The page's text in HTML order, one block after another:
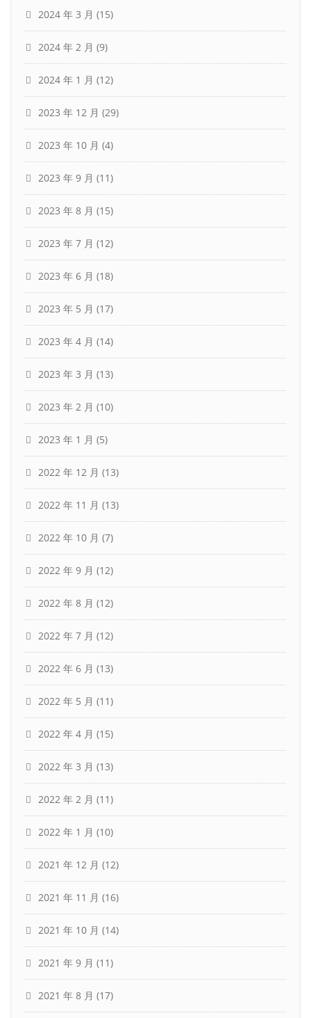
2024 年 3 月 (15)
2024 年 2 月 (9)
2024 年 1 月 (12)
2023 年 12 月 (29)
2023 年 10 月 (4)
2023 年 9 月 (11)
2023 年 8 月 (15)
2023 年 7 月 (12)
2023 年 6 月 (18)
2023 年 5 月 (17)
2023 年 4 月 (14)
2023 年 3 月 (13)
2023 年 2 月 (10)
2023 年 1 月 (5)
2022 年 12 月 (13)
2022 年 11 月 (13)
2022 年 10 月 (7)
2022 年 9 月 (12)
2022 年 8 月 (12)
2022 年 7 月 (12)
2022 年 6 月 (13)
2022 年 5 月 (11)
2022 年 4 月 (15)
2022 年 3 月 (13)
2022 年 2 月 (11)
2022 年 1 月 (10)
2021 年 12 月 (12)
2021 年 11 月 (16)
2021 年 10 月 (14)
2021 年 9 月 (11)
2021 年 8 月 (17)